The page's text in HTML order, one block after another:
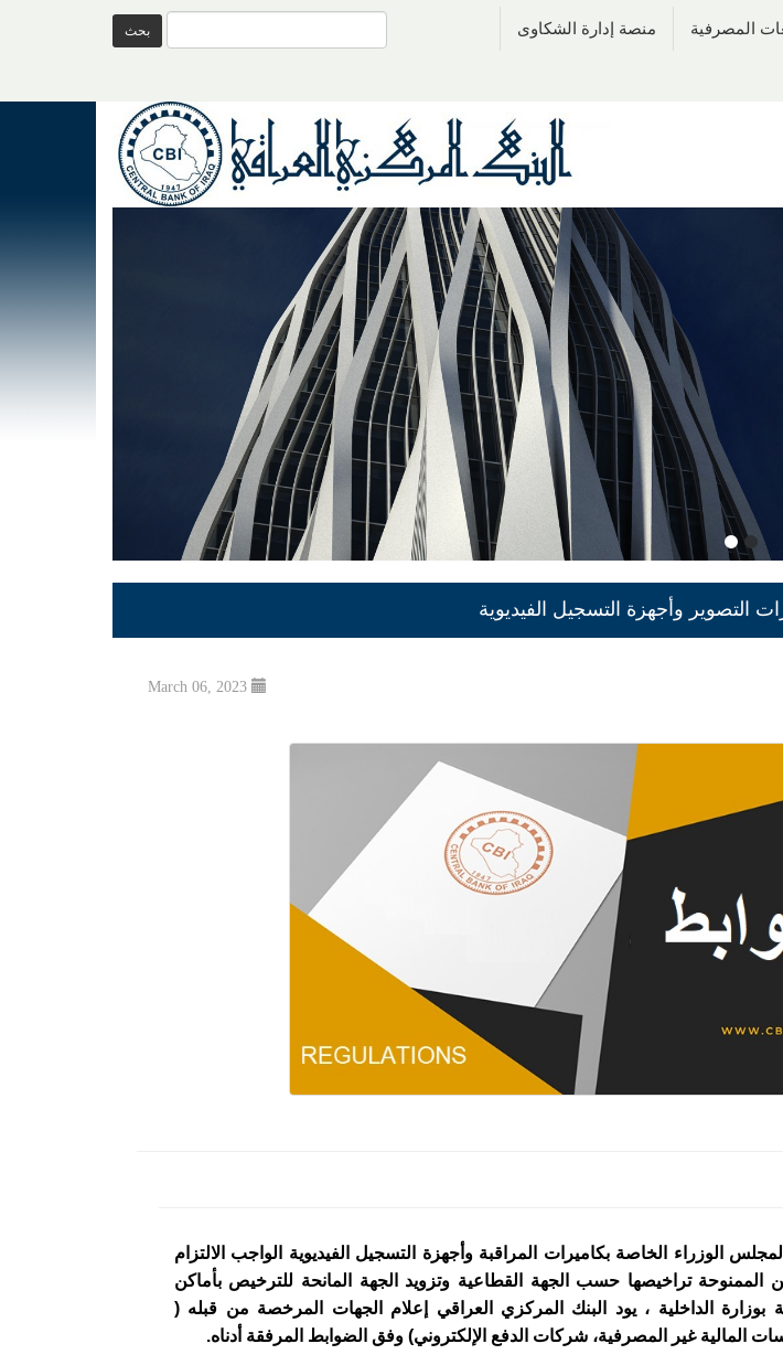
المصرفية منصة إدارة الشكاوى
التصوير وأجهزة التسجيل الفيديوية
March 06, 2023
لمجلس الوزراء الخاصة بكاميرات المراقبة وأجهزة التسجيل الفيديوية الواجب الالتزام
تراخيصها حسب الجهة القطاعية وتزويد الجهة المانحة للترخيص بأماكن
الداخلية ، يود البنك المركزي العراقي إعلام الجهات المرخصة من قبله (
المالية غير المصرفية، شركات الدفع الإلكتروني) وفق الضوابط المرفقة أدناه.